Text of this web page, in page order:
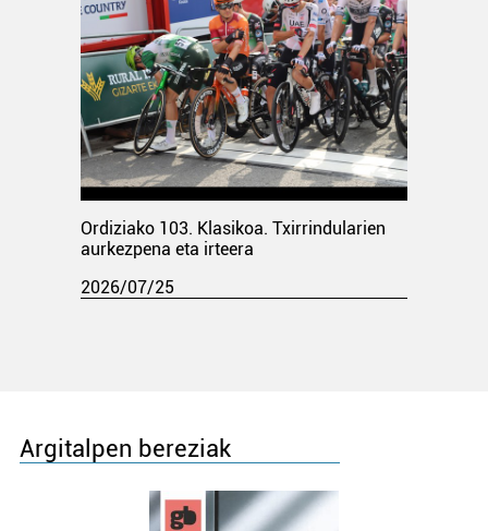
Ordiziako 103. Klasikoa. Txirrindularien
aurkezpena eta irteera
2026/07/25
Argitalpen bereziak